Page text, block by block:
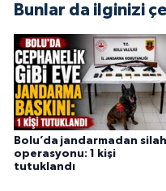
Bunlar da ilginizi
Bolu’da jandarmadan silah
operasyonu: 1 kişi
tutuklandı